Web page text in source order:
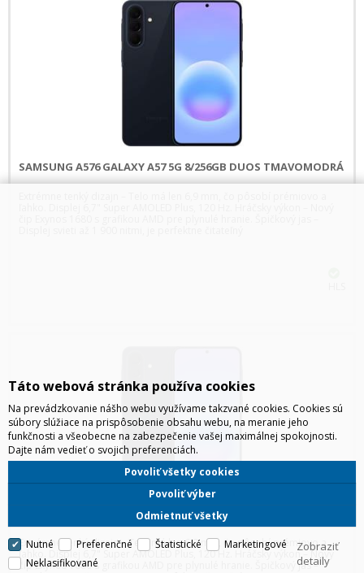
SAMSUNG A576 GALAXY A57 5G 8/256GB DUOS TMAVOMODRÁ
SAMSUNG A576 GALAXY A57 5G 8/128GB DUOS TMAVOMODRÁ
Extrémne tenký dizajn – Telo má len 6,9 mm, čo pôsobí prémiovo a
ľahko. Displej 6,7" Super AMOLED Plus, 120 Hz. Hráčsky výkon – Nový
čip Exynos 1680 s grafikou AMD pre plynulé hranie. Špičkový jas –
Táto webová stránka používa cookies
Na prevádzkovanie nášho webu využívame takzvané cookies. Cookies sú
súbory slúžiace na prispôsobenie obsahu webu, na meranie jeho
funkčnosti a všeobecne na zabezpečenie vašej maximálnej spokojnosti.
Dajte nám vedieť o svojich preferenciách.
Odmietnuť všetky
Povoliť výber
Povoliť všetky cookies
Nutné Preferenčné Štatistické
Marketingové
Neklasifikované
Zobraziť
detaily